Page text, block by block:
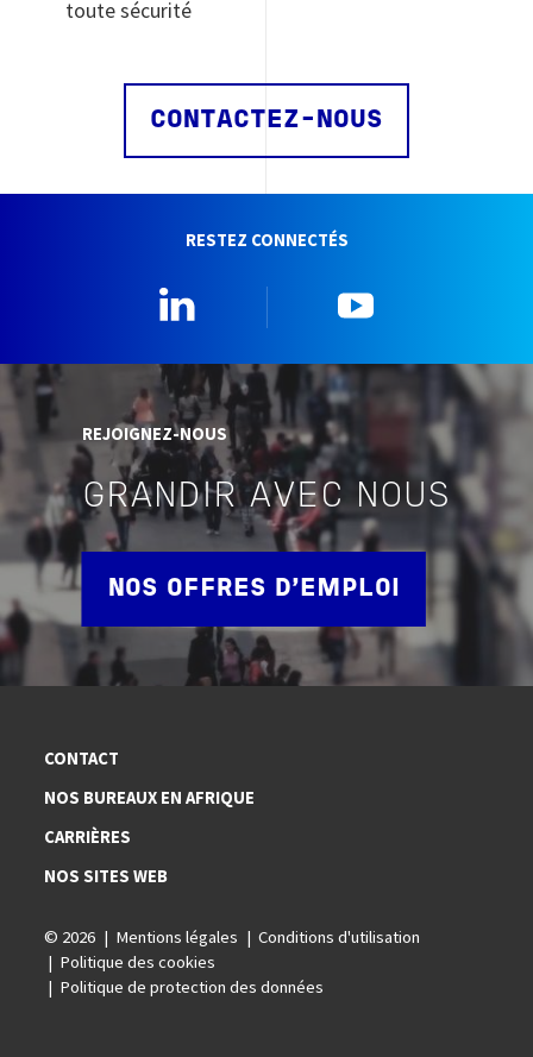
toute sécurité
CONTACTEZ-NOUS
RESTEZ CONNECTÉS
REJOIGNEZ-NOUS
GRANDIR AVEC NOUS
NOS OFFRES D'EMPLOI
CONTACT
NOS BUREAUX EN AFRIQUE
CARRIÈRES
NOS SITES WEB
© 2026 Mentions légales
Conditions d'utilisation
Politique des cookies
Politique de protection des données